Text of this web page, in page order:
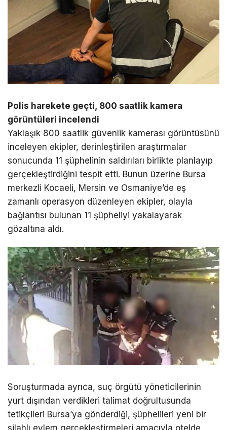
Polis harekete geçti, 800 saatlik kamera
görüntüleri incelendi
Yaklaşık 800 saatlik güvenlik kamerası görüntüsünü
inceleyen ekipler, derinleştirilen araştırmalar
sonucunda 11 şüphelinin saldırıları birlikte planlayıp
gerçekleştirdiğini tespit etti. Bunun üzerine Bursa
merkezli Kocaeli, Mersin ve Osmaniye’de eş
zamanlı operasyon düzenleyen ekipler, olayla
bağlantısı bulunan 11 şüpheliyi yakalayarak
gözaltına aldı.
Soruşturmada ayrıca, suç örgütü yöneticilerinin
yurt dışından verdikleri talimat doğrultusunda
tetikçileri Bursa’ya gönderdiği, şüphelileri yeni bir
silahlı eylem gerçekleştirmeleri amacıyla otelde